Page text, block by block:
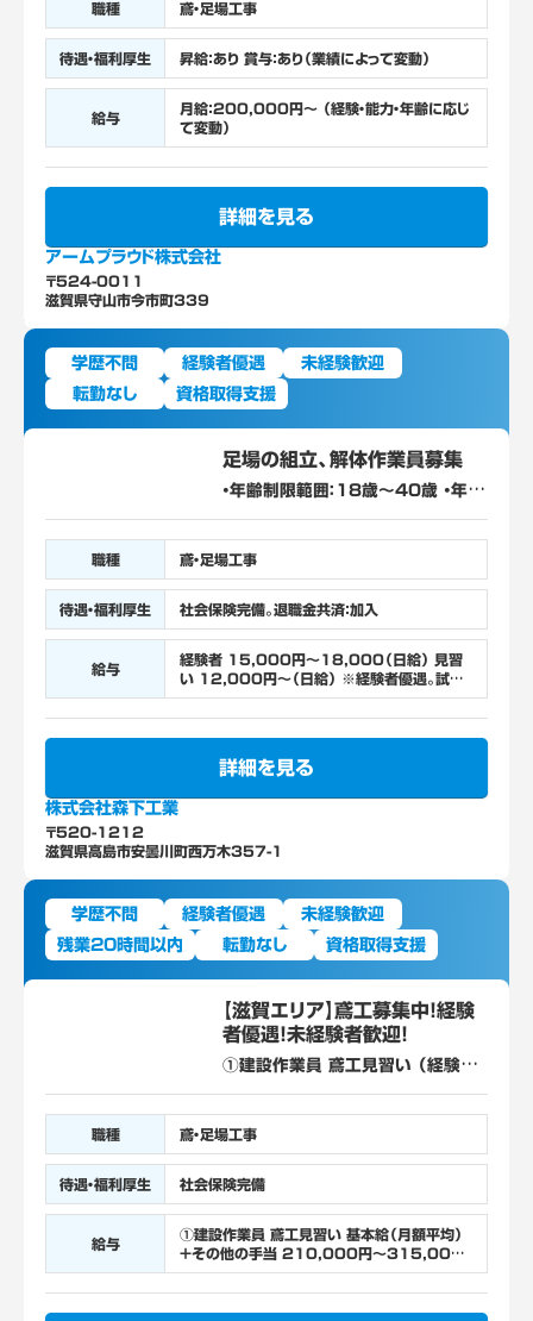
職種 鳶・足場工事
待遇・福利厚生 昇給：あり 賞与：あり（業績によって変動）
給与
月給：200,000円～ （経験・能力・年齢に応じ
て変動）
アームプラウド株式会社
〒524-0011
滋賀県守山市今市町339
詳細を見る
学歴不問 経験者優遇
未経験歓迎
転勤なし
資格取得支援
足場の組立、解体作業員募集
・年齢制限範囲：18歳～40歳 ・年齢
不問 普通自動車運転免許 必須（AT
限定不可）
職種 鳶・足場工事
待遇・福利厚生 社会保険完備。退職金共済：加入
給与
経験者 15,000円～18,000（日給） 見習
い 12,000円～（日給） ※経験者優遇。試用
期間3ヶ月あり。
株式会社森下工業
〒520-1212
滋賀県高島市安曇川町西万木357-1
詳細を見る
学歴不問 経験者優遇
未経験歓迎
残業20時間以内
転勤なし 資格取得支援
【滋賀エリア】鳶工募集中！経験
者優遇！未経験者歓迎！
①建設作業員 鳶工見習い （経験を
験不問
職種 鳶・足場工事
待遇・福利厚生 社会保険完備
給与
①建設作業員 鳶工見習い 基本給（月額平均）
＋その他の手当 210,000円～315,000
円 （経験を積んでいただいた後、鳶工として活
躍していただきます） ②建設作業員 鳶工 基本
給（月額平均）＋その他の手当 231,000円